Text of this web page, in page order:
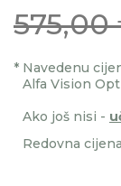
575,00
* Navedenu
Alfa Vision
Ako još nisi -
Redovna